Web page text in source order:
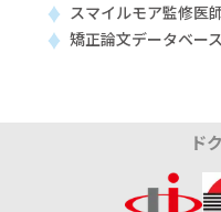
スマイルモア監修医
矯正論文データベース
ド